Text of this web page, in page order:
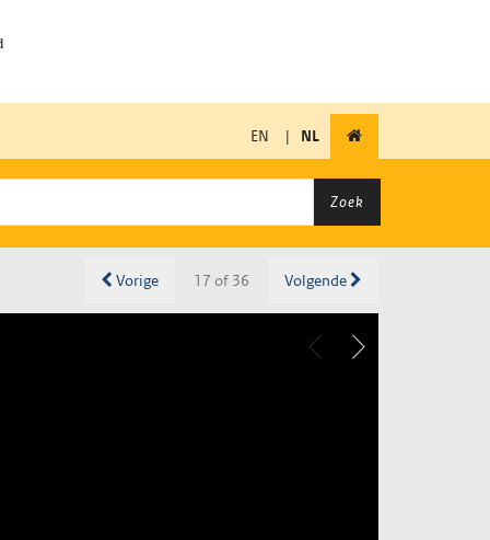
EN | NL
Zoek
Vorige 17 of 36 Volgende